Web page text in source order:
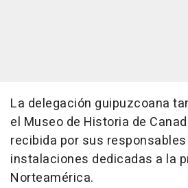
La delegación guipuzcoana
el Museo de Historia de
recibida por sus
instalaciones dedicadas a la
Norteamérica.